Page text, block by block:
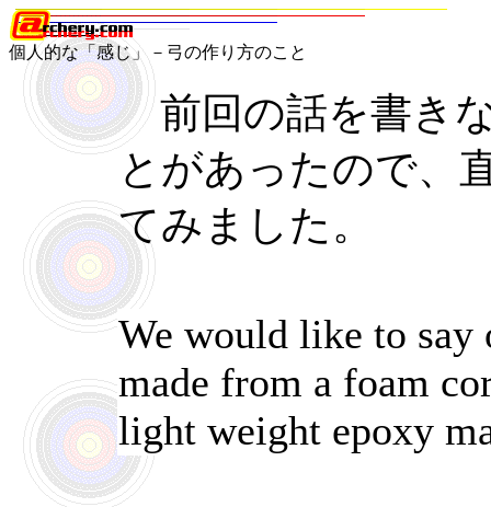
個人的な「感じ」－弓の作り方のこと
前回の話を書き
とがあったので、
てみました。
We would like to say
made from a foam
light weight epoxy